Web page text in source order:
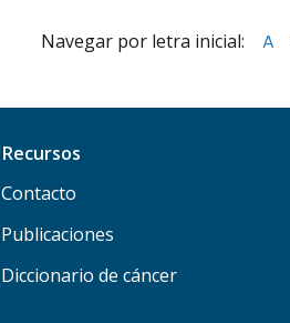
Navegar por letra inicial: A
Recursos
Contacto
Publicaciones
Diccionario de cáncer